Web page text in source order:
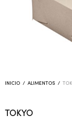
INICIO / ALIMENTOS /
TOKYO